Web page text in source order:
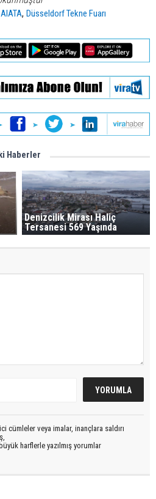
AIATA,Düsseldorf Tekne Fuarı
Haberler
Denizcilik Mirası Haliç
Tersanesi 569 Yaşında
cümleler veya imalar, inançlara saldırı
harflerle yazılmış yorumlar